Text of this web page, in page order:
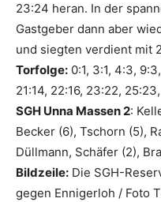
23:24 heran. In der
Gastgeber dann aber
und siegten verdient mit
Torfolge: 0:1, 3:1, 4:3,
21:14, 22:16, 23:22,
SGH Unna Massen 2:
Becker (6), Tschorn (5),
Düllmann, Schäfer (2),
Bildzeile: Die SGH-
gegen Ennigerloh / Foto